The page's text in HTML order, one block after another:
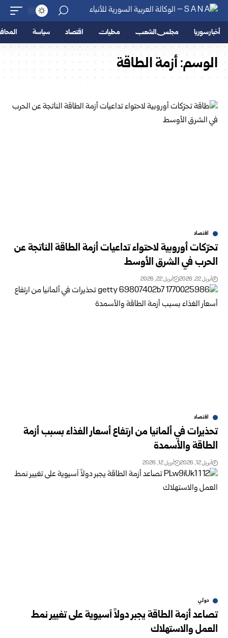
أخبار سوريا مجلس الشعب محليات اقتصاد سياسة
الوسم:أزمة الطاقة
اقتصاد
تحرّكات أوروبية لاحتواء تداعيات أزمة الطاقة الناتجة عن
الحرب في الشرق الأوسط
أبريل 22, 2026 أبريل 22, 2026
اقتصاد
تحذيرات في ألمانيا من ارتفاع أسعار الغذاء بسبب أزمة
الطاقة والأسمدة
أبريل 12, 2026 أبريل 12, 2026
دولي
تصاعد أزمة الطاقة يجبر دولاً آسيوية على تغيير نمط
العمل والاستهلاك